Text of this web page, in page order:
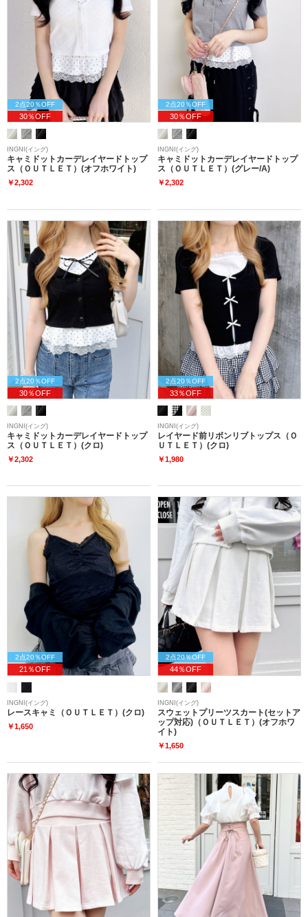
2点20％OFF
30％OFF
INGNI(イング)
キャミドットカーデレイヤードトップ
ス（ＯＵＴＬＥＴ）(オフホワイト)
￥2,302
2点20％OFF
30％OFF
INGNI(イング)
キャミドットカーデレイヤードトップ
ス（ＯＵＴＬＥＴ）(グレー/A)
￥2,302
2点20％OFF
30％OFF
INGNI(イング)
キャミドットカーデレイヤードトップ
ス（ＯＵＴＬＥＴ）(クロ)
￥2,302
2点20％OFF
33％OFF
INGNI(イング)
レイヤード前リボンリブトップス（Ｏ
ＵＴＬＥＴ）(クロ)
￥1,980
2点20％OFF
21％OFF
INGNI(イング)
レースキャミ（ＯＵＴＬＥＴ）(クロ)
￥1,650
2点20％OFF
44％OFF
INGNI(イング)
スウェットプリーツスカート(セットア
ップ対応)（ＯＵＴＬＥＴ）(オフホワ
イト)
￥1,650